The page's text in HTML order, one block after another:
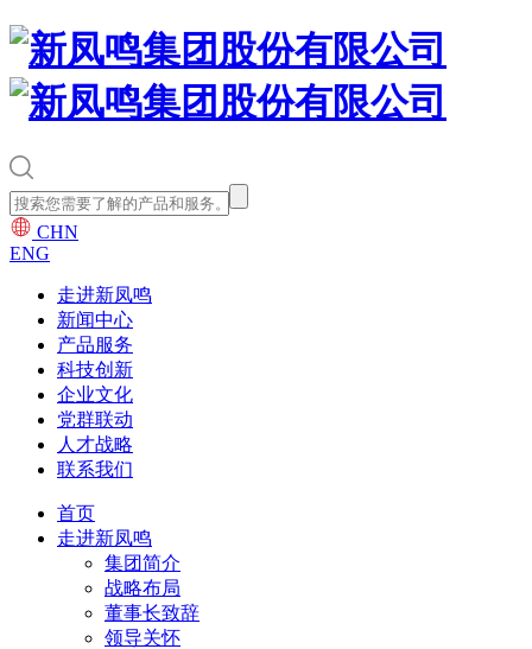
CHN
ENG
走进新凤鸣
新闻中心
产品服务
科技创新
企业文化
党群联动
人才战略
联系我们
首页
走进新凤鸣
集团简介
战略布局
董事长致辞
领导关怀